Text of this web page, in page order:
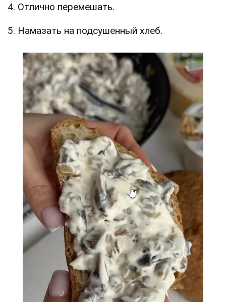
4. Отлично перемешать.
5. Намазать на подсушенный хлеб.